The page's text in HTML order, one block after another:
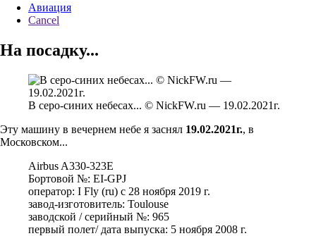
Авиация
Cancel
На посадку...
В серо-синих небесах... © NickFW.ru — 19.02.2021г.
Эту машину в вечернем небе я заснял 19.02.2021г., в
Московском...
Airbus A330-323E
Бортовой №: EI-GPJ
оператор: I Fly (ru) с 28 ноября 2019 г.
завод-изготовитель: Toulouse
заводской / серийный №: 965
первый полет/ дата выпуска: 5 ноября 2008 г.